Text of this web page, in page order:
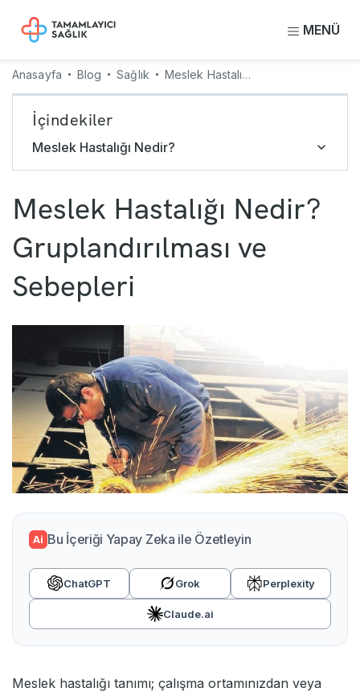
MENÜ
Anasayfa Blog Sağlık Meslek Hastalığı Nedir? Gruplandırılması ve Sebepleri
İçindekiler
Meslek Hastalığı Nedir?
Meslek Hastalığı Nedir?
Gruplandırılması ve
Sebepleri
Ai Bu İçeriği Yapay Zeka ile Özetleyin
ChatGPT Grok Perplexity
Claude.ai
Meslek hastalığı tanımı; çalışma ortamınızdan veya